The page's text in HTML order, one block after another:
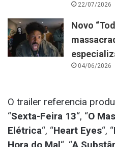
22/07/2026
Novo
04/06/2026
O trailer referencia
“Sexta-Feira 13“, “O
Elétrica“, “Heart Eyes“, “